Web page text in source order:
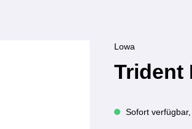
Lowa
Trident
Sofort